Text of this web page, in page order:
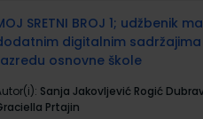
SRETNI BROJ 1; udžbenik
digitalnim
osnovne škole
Sanja Jakovljević Rogić
Prtajin